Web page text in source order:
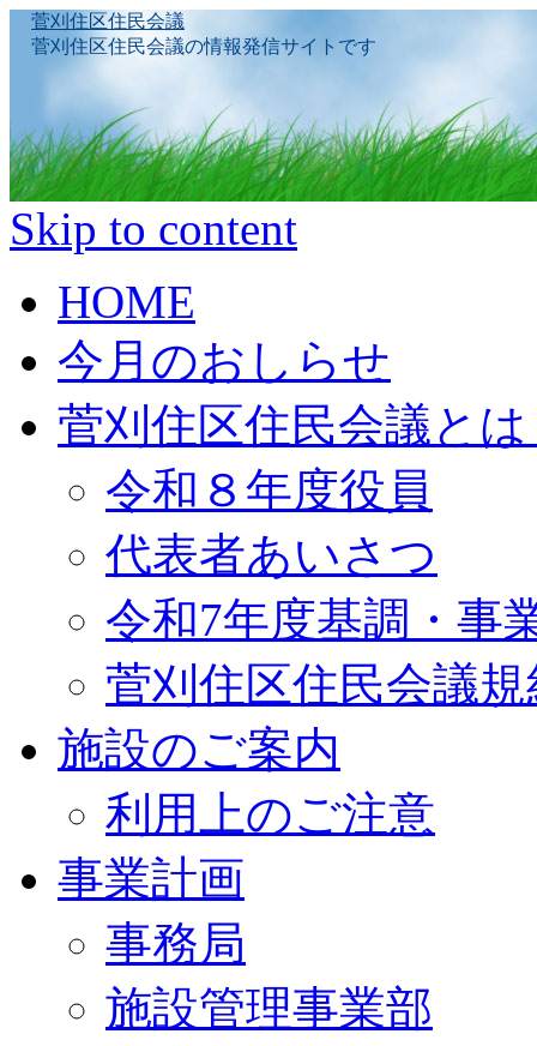
菅刈住区住民会議
菅刈住区住民会議の情報発信サイトです
Skip to content
HOME
今月のおしらせ
菅刈住区住民会議と
令和８年度役員
代表者あいさつ
令和7年度基調・事
菅刈住区住民会議規
施設のご案内
利用上のご注意
事業計画
事務局
施設管理事業部